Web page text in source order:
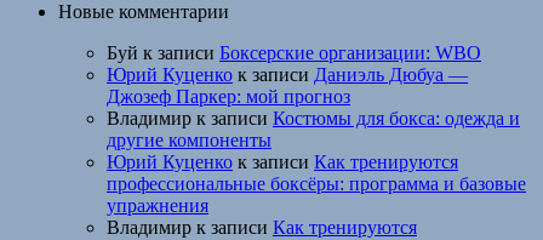
Новые комментарии
Буй к записи Боксерские организации: WBO
Юрий Куценко к записи Даниэль Дюбуа —
Джозеф Паркер: мой прогноз
Владимир к записи Костюмы для бокса: одежда и
другие компоненты
Юрий Куценко к записи Как тренируются
профессиональные боксёры: программа и базовые
упражнения
Владимир к записи Как тренируются